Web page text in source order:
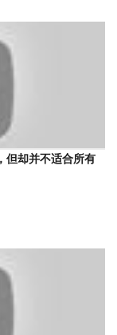
但却并不适合所有